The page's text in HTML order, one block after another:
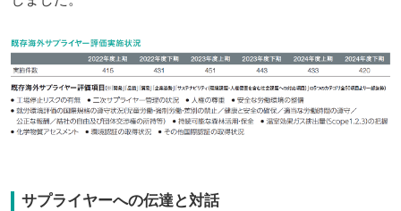
サプライヤーへの伝達と対話